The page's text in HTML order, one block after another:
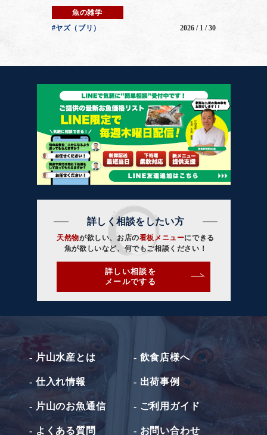
魚の雑学
#ヤズ（ブリ）
2026 / 1 / 30
詳しく相談をしたい方
天然物が欲しい、お店の看板メニューにできる
魚が欲しいなど、何でもご相談ください！
詳しい相談を
メールでする
- 片山水産とは - 飲食店様へ
- 仕入れ情報 - 出荷事例
- 片山のお魚通信 - ご利用ガイド
- よくある質問 - お問い合わせ